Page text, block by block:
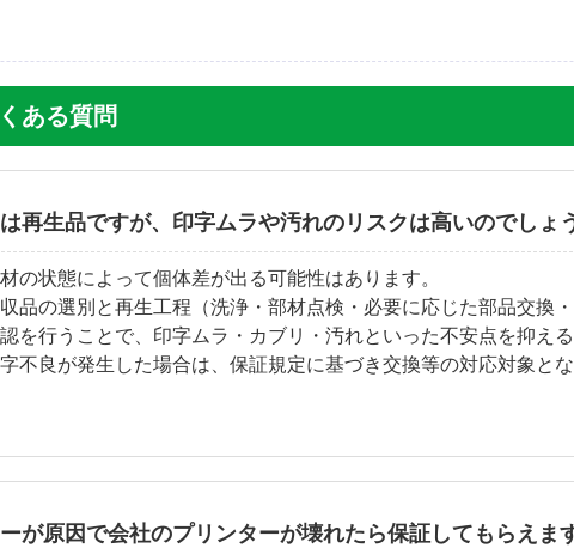
ある質問
再生品ですが、印字ムラや汚れのリスクは高いのでしょ
の状態によって個体差が出る可能性はあります。
品の選別と再生工程（洗浄・部材点検・必要に応じた部品交換
を行うことで、印字ムラ・カブリ・汚れといった不安点を抑え
不良が発生した場合は、保証規定に基づき交換等の対応対象と
が原因で会社のプリンターが壊れたら保証してもらえま